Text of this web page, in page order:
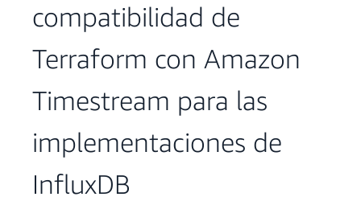
compatibilidad de
Terraform con Amazon
Timestream para las
implementaciones de
InfluxDB